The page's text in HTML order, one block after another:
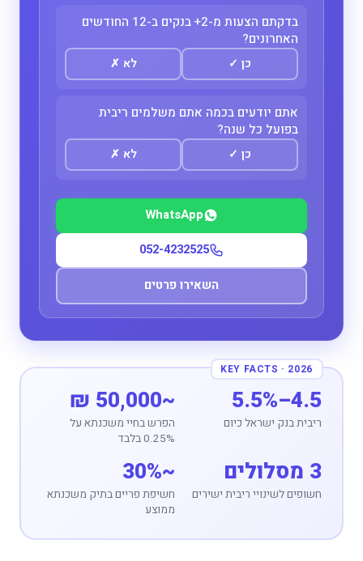
בדקתם הצעות מ-2+ בנקים ב-12 החודשים
האחרונים?
כן ✓ לא ✗
אתם יודעים בכמה אתם משלמים ריבית
בפועל כל שנה?
כן ✓ לא ✗
WhatsApp
052-4232525
השאירו פרטים
4.5–5.5%
ריבית בנק ישראל כיום
~50,000 ₪
הפרש בחיי משכנתא על
0.25% בלבד
3 מסלולים
חשופים לשינויי ריבית ישירים
~30%
חשיפת פריים בתיק משכנתא
ממוצע